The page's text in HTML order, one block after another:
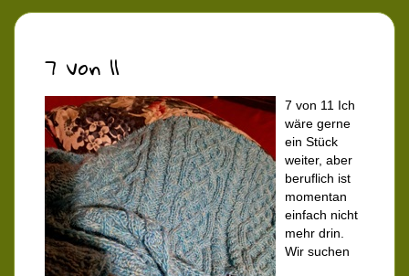
7 von 11
7 von 11 Ich
wäre gerne
ein Stück
weiter, aber
beruflich ist
momentan
einfach nicht
mehr drin.
Wir suchen